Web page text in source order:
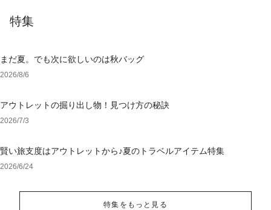
特集
まだ夏。でも次に欲しいのは秋バッグ
2026/8/6
アウトレットの掘り出し物！見つけ方の秘訣
2026/7/3
賢い旅支度はアウトレットから♪夏のトラベルアイテム特集
2026/6/24
特集をもっと見る